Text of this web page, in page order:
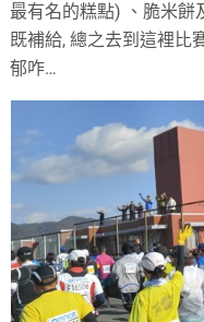
最有名的糕點) 、脆米餅
既補給,總之去到這裡比
郁咋…